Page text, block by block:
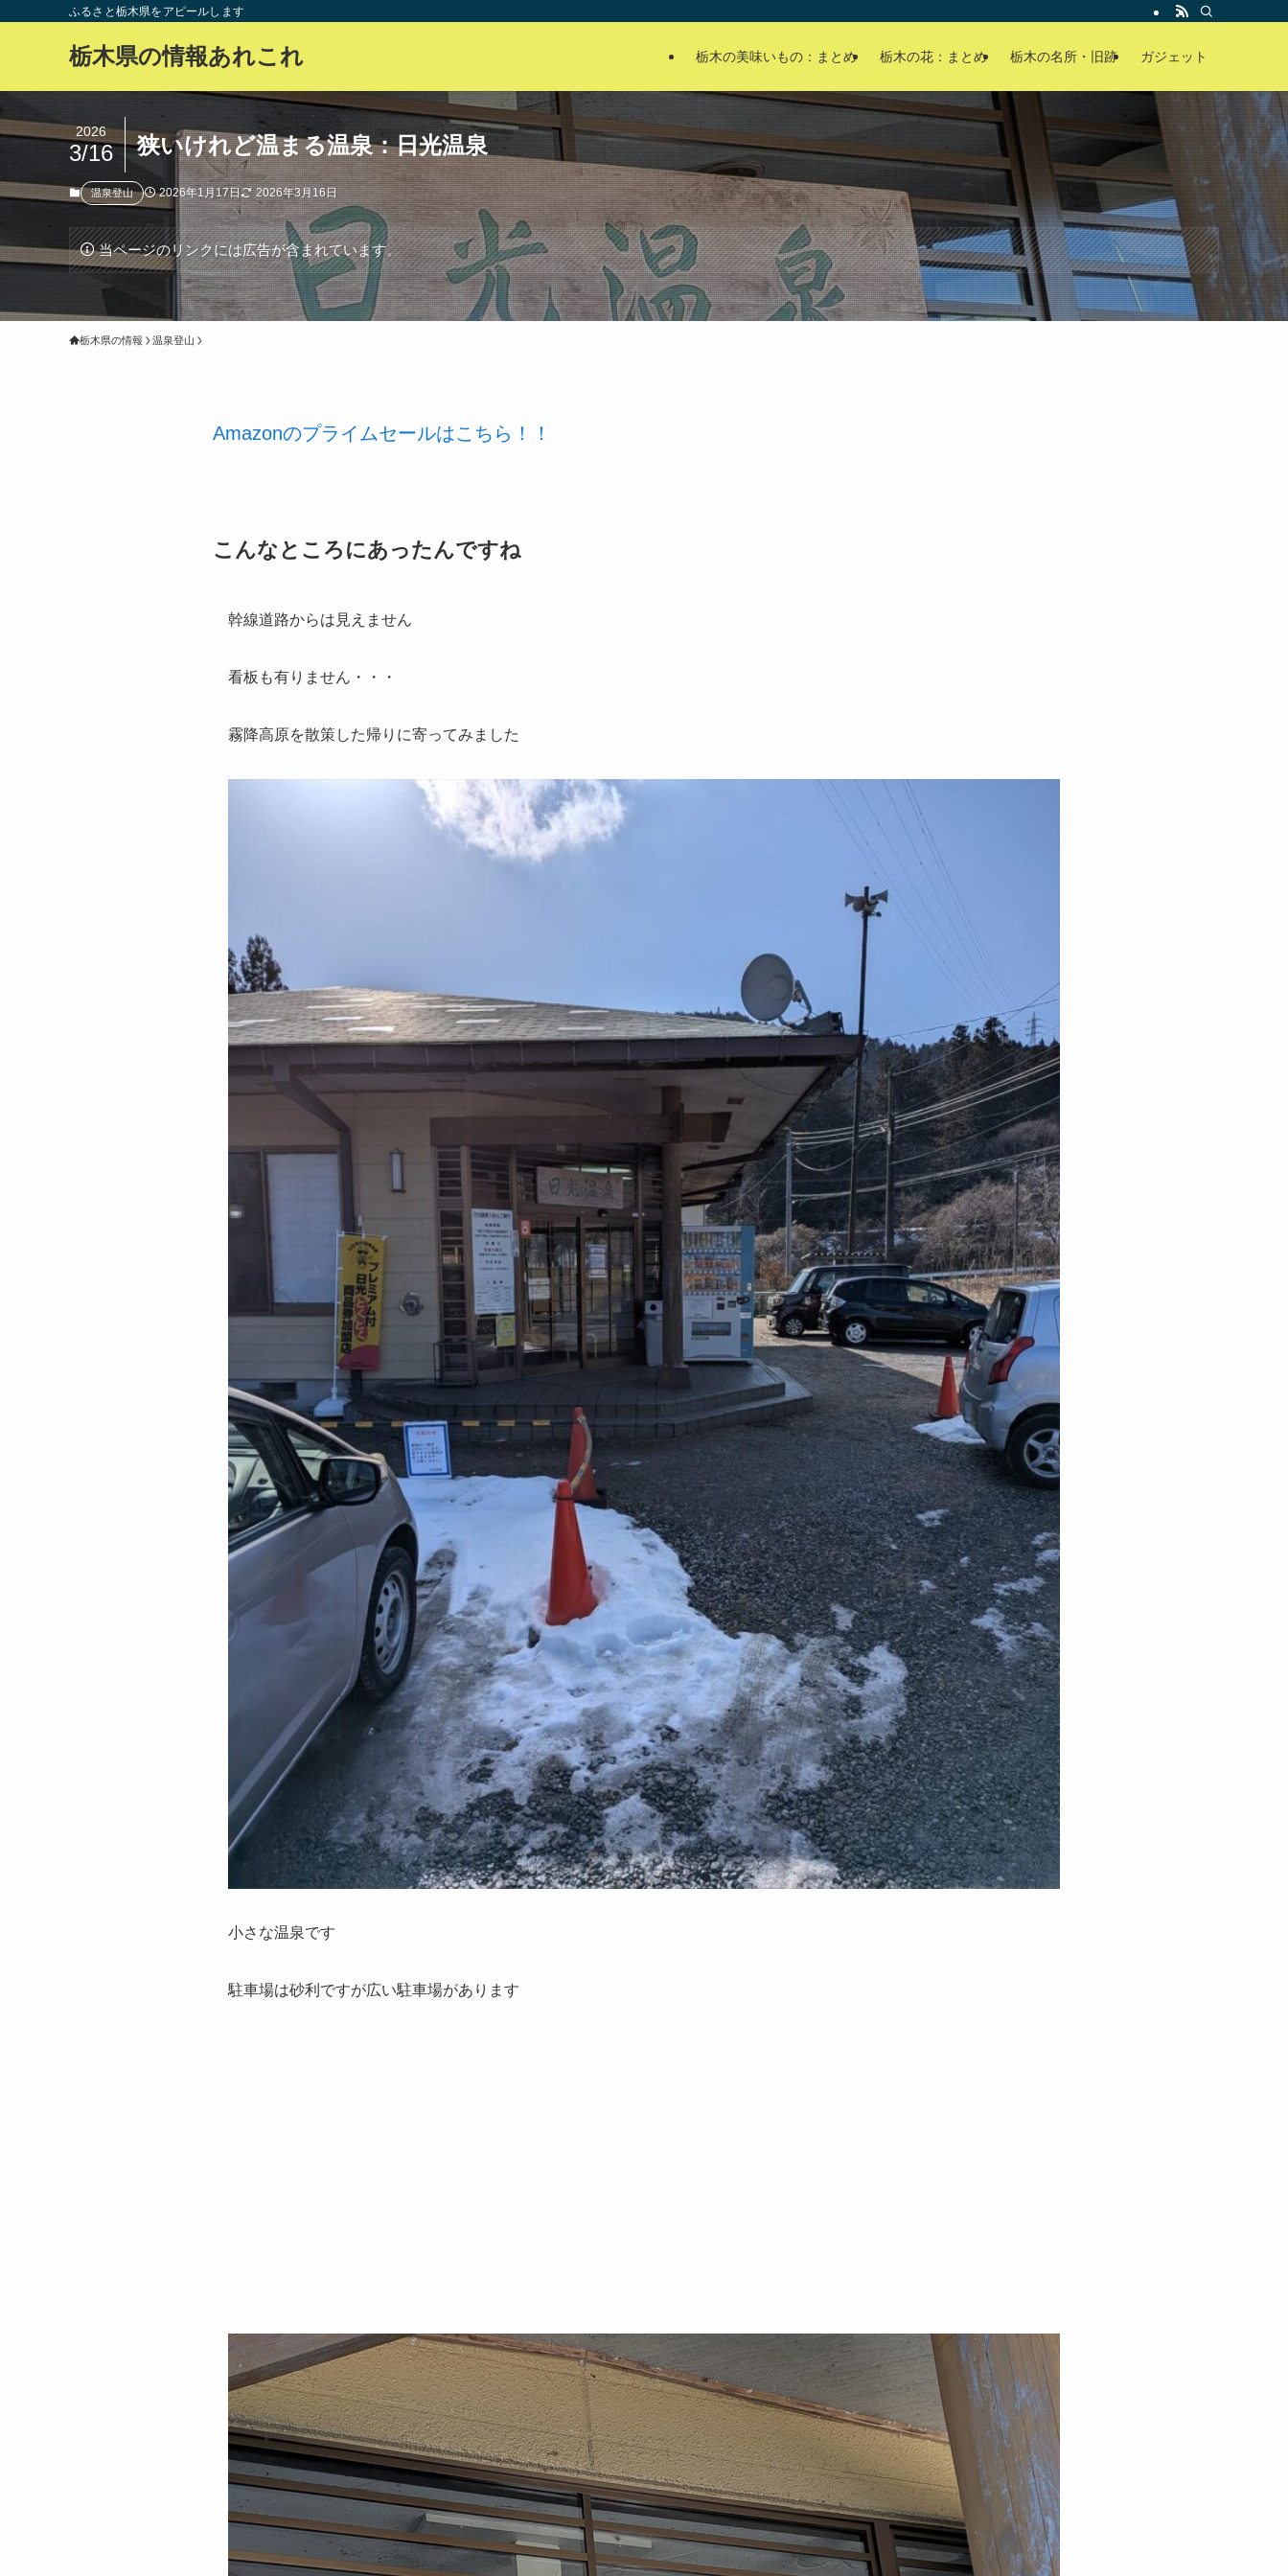
ふるさと栃木県をアピールします
栃木県の情報あれこれ 栃木の美味いもの：まとめ 栃木の花：まとめ 栃木の名所・旧跡 ガジェット
狭いけれど温まる温泉：日光温泉
2026
3/16
温泉登山 2026年1月17日 2026年3月16日
当ページのリンクには広告が含まれています。
栃木県の情報 温泉登山
Amazonのプライムセールはこちら！！
こんなところにあったんですね
幹線道路からは見えません
看板も有りません・・・
霧降高原を散策した帰りに寄ってみました
小さな温泉です
駐車場は砂利ですが広い駐車場があります